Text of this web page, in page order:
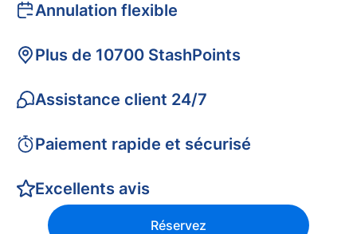
Annulation flexible
Plus de 10700 StashPoints
Assistance client 24/7
Paiement rapide et sécurisé
Excellents avis
Réservez